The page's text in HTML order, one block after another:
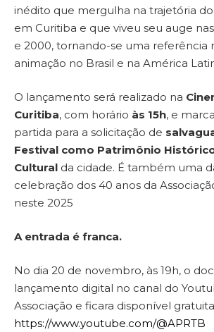
inédito que mergulha na trajetória
em Curitiba e que viveu seu auge
e 2000, tornando-se uma referência
animação no Brasil e na América
O lançamento será realizado na
Curitiba, com horário às 15h, e
partida para a solicitação de
Festival como Patrimônio
Cultural da cidade. É também uma
celebração dos 40 anos da
neste 2025
A entrada é franca.
No dia 20 de novembro, às 19h, o
lançamento digital no canal do
Associação e ficara disponível
https://www.youtube.com/@APRTB